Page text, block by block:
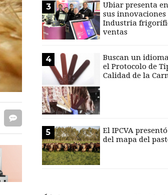
3
Ubiar presenta
sus
Industria
ventas
4
Buscan un
el Protocolo de
Calidad de la
5
El IPCVA
del mapa del